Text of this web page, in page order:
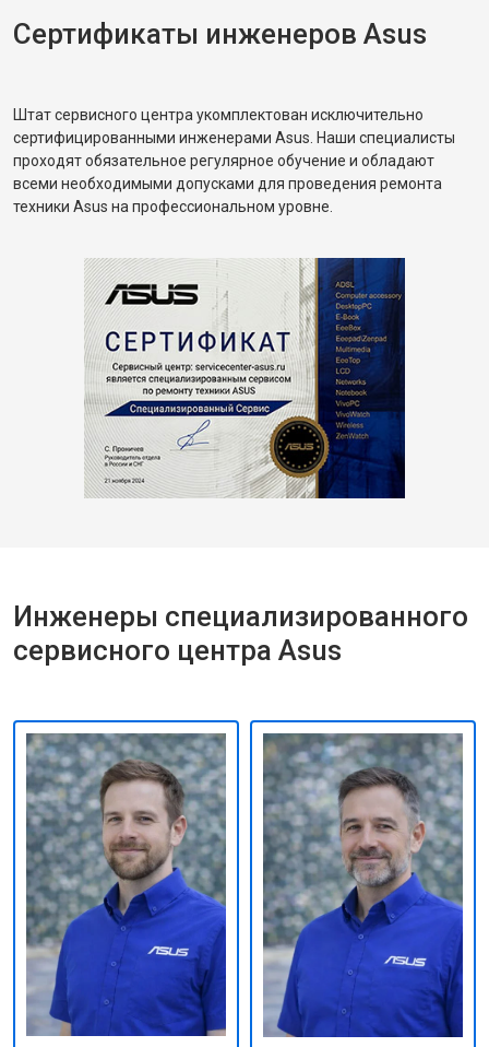
Сертификаты инженеров Asus
Штат сервисного центра укомплектован исключительно
сертифицированными инженерами Asus. Наши специалисты
проходят обязательное регулярное обучение и обладают
всеми необходимыми допусками для проведения ремонта
техники Asus на профессиональном уровне.
Инженеры специализированного
сервисного центра Asus